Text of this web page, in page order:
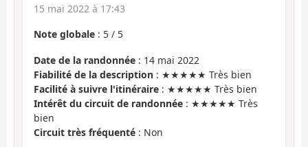
15 mai 2022 à 17:43
Note globale : 5 / 5
Date de la randonnée : 14 mai 2022
Fiabilité de la description : ★★★★★ Très bien
Facilité à suivre l'itinéraire : ★★★★★ Très bien
Intérêt du circuit de randonnée : ★★★★★ Très
bien
Circuit très fréquenté : Non